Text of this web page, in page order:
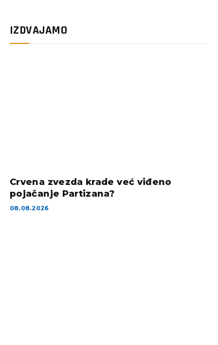
IZDVAJAMO
Crvena zvezda krade već viđeno
pojačanje Partizana?
08.08.2026